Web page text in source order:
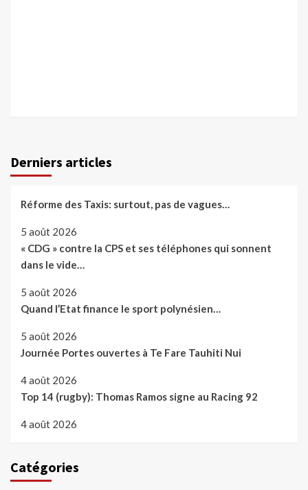
Derniers articles
Réforme des Taxis: surtout, pas de vagues…
5 août 2026
« CDG » contre la CPS et ses téléphones qui sonnent
dans le vide…
5 août 2026
Quand l’Etat finance le sport polynésien…
5 août 2026
Journée Portes ouvertes à Te Fare Tauhiti Nui
4 août 2026
Top 14 (rugby): Thomas Ramos signe au Racing 92
4 août 2026
Catégories